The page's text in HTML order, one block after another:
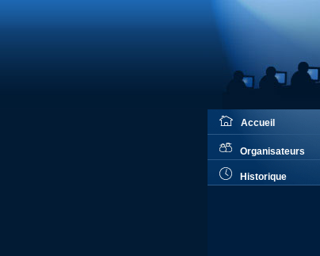
Accueil
Organisateurs
Historique